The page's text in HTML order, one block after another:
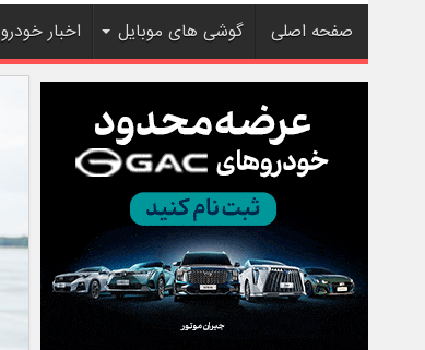
صفحه اصلی گوشی های موبایل اخبار خودرو